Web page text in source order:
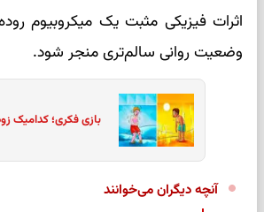
اثرات فیزیکی مثبت یک میکروبیوم
وضعیت روانی سالم‌تری منجر شود.
بازی فکری؛ کدامیک
آنچه دیگران می‌خوانند